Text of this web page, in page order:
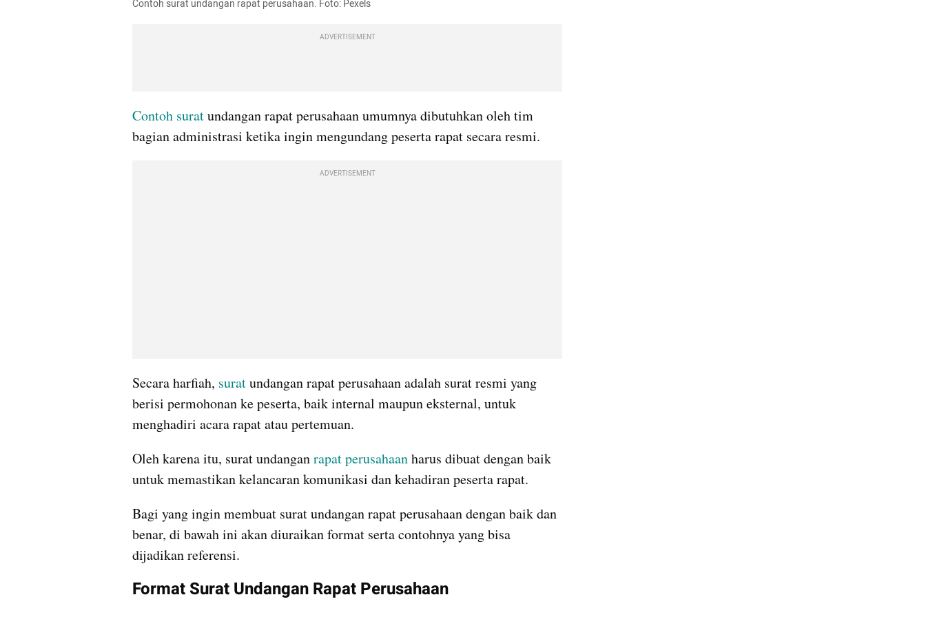
Contoh surat undangan rapat perusahaan. Foto: Pexels
ADVERTISEMENT
Contoh surat undangan rapat perusahaan umumnya dibutuhkan oleh tim
bagian administrasi ketika ingin mengundang peserta rapat secara resmi.
ADVERTISEMENT
Secara harfiah, surat undangan rapat perusahaan adalah surat resmi yang
berisi permohonan ke peserta, baik internal maupun eksternal, untuk
menghadiri acara rapat atau pertemuan.
Oleh karena itu, surat undangan rapatperusahaan harus dibuat dengan baik
untuk memastikan kelancaran komunikasi dan kehadiran peserta rapat.
Bagi yang ingin membuat surat undangan rapat perusahaan dengan baik dan
benar, di bawah ini akan diuraikan format serta contohnya yang bisa
dijadikan referensi.
Format Surat Undangan Rapat Perusahaan